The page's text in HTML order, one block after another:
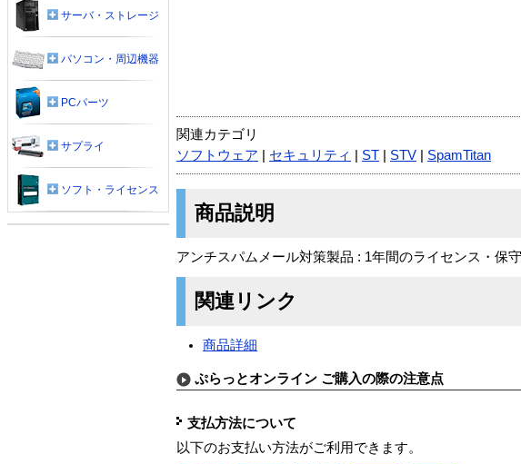
関連カテゴリ
ソフトウェア
セキュリティ ST STV SpamTitan
商品説明
アンチスパムメール対策製品 : 1年間のライセンス・保
関連リンク
商品詳細
ぷらっとオンライン ご購入の際の注意点
支払方法について
以下のお支払い方法がご利用できます。
サーバ・ストレージ
パソコン・周辺機器
PCパーツ
サプライ
ソフト・ライセンス